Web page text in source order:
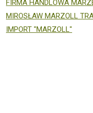
FIRMA HANDLOWA
MIROSŁAW MARZOLL
IMPORT "MARZOLL"